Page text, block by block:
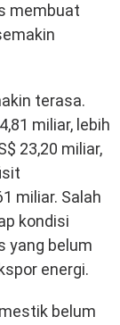
membuat
terasa.
miliar, lebih
23,20 miliar,
miliar. Salah
kondisi
yang belum
energi.
belum